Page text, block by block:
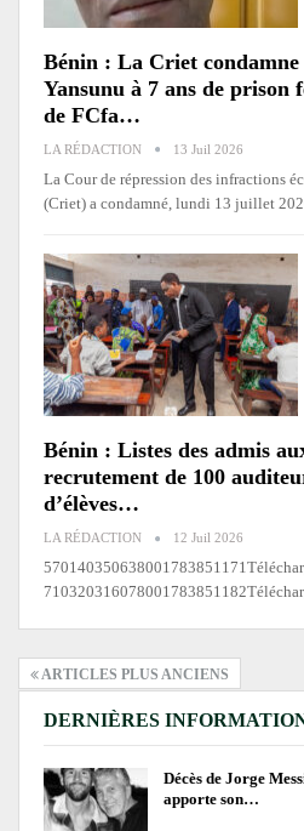
Bénin : La Criet
Yansunu à 7 ans de prison
de FCfa…
LA RÉDACTION 13 Juil 2026
La Cour de répression des infractions
(Criet) a condamné, lundi 13 juillet
Bénin : Listes des admis
recrutement de 100
d’élèves…
LA RÉDACTION 12 Juil 2026
ARTICLES PLUS ANCIENS
DERNIÈRES
Décès de Jorge
apporte son…